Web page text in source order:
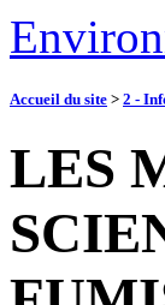
Accueil du site > 2 -
LES